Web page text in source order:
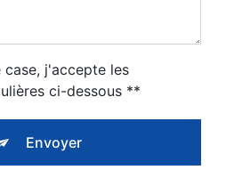
j'accepte les
ci-dessous **
Envoyer